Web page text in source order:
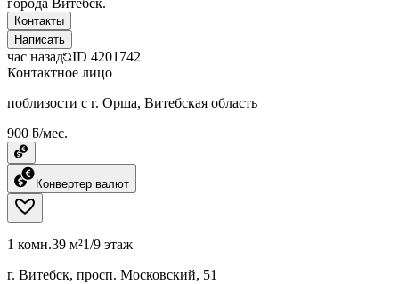
Контакты
Написать
час назад ID 4201742
Контактное лицо
поблизости с г. Орша, Витебская область
900 ƃ/мес.
Конвертер валют
1 комн.39 м²1/9 этаж
г. Витебск, просп. Московский, 51